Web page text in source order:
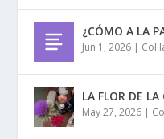
¿CÓMO A LA
Jun 1, 2026 |
LA FLOR DE LA
May 27, 2026 |